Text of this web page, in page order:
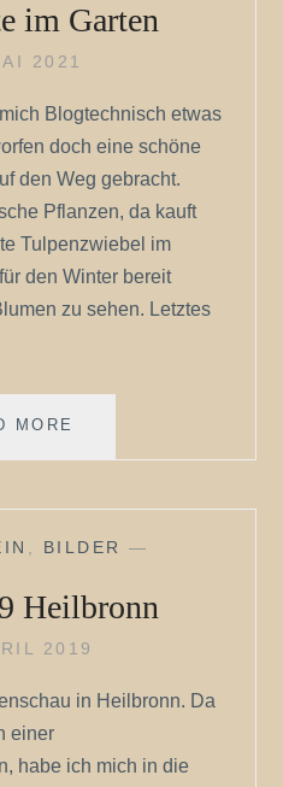
im Garten
2021
Blogtechnisch etwas
doch eine schöne
den Weg gebracht.
Pflanzen, da kauft
Tulpenzwiebel im
den Winter bereit
zu sehen. Letztes
MORE
, BILDER —
Heilbronn
2019
in Heilbronn. Da
einer
habe ich mich in die